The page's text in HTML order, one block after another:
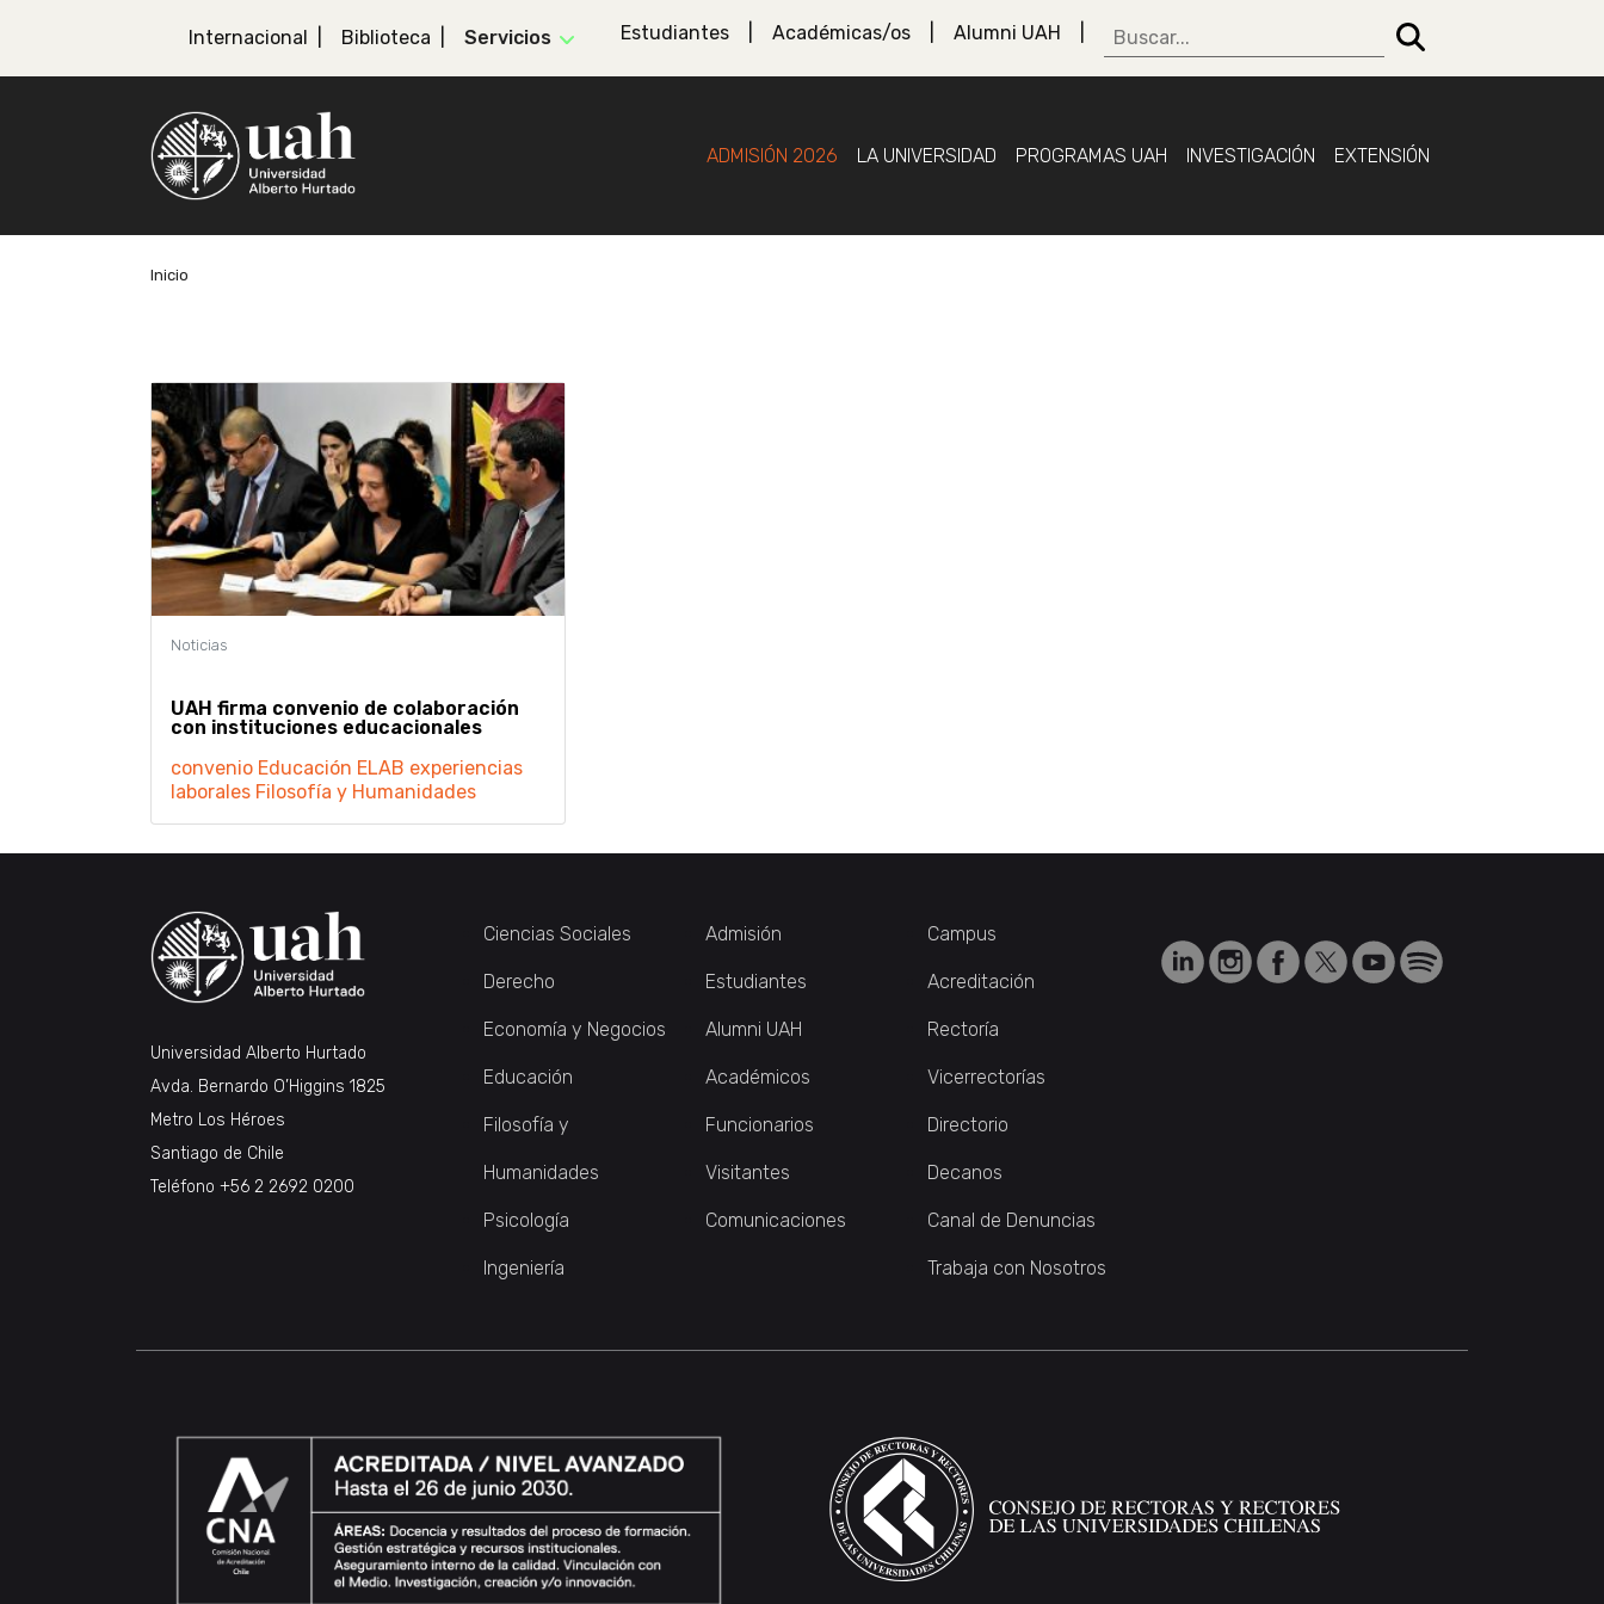
Internacional Biblioteca Servicios Estudiantes Académicas/os Alumni UAH
ADMISIÓN 2026 LA UNIVERSIDAD PROGRAMAS UAH INVESTIGACIÓN EXTENSIÓN
Inicio
UAH firma convenio de colaboración
con instituciones educacionales
convenio Educación ELAB experiencias
laborales Filosofía y Humanidades
Universidad Alberto Hurtado
Avda. Bernardo O’Higgins 1825
Metro Los Héroes
Santiago de Chile
Teléfono +56 2 2692 0200
Ciencias Sociales
Derecho
Economía y Negocios
Educación
Filosofía y
Humanidades
Psicología
Ingeniería
Admisión
Estudiantes
Alumni UAH
Académicos
Funcionarios
Visitantes
Comunicaciones
Campus
Acreditación
Rectoría
Vicerrectorías
Directorio
Decanos
Canal de Denuncias
Trabaja con Nosotros